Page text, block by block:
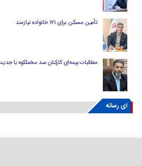
تأمین مسکن برای ۱۲۱ خانواده نیازمند
مطالبات بیمه‌ای کارکنان سد مخملکوه با
ای رسانه